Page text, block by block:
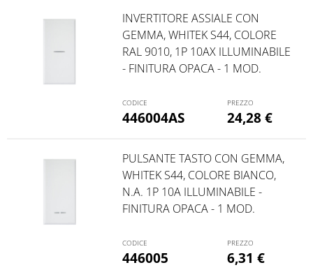
446004AS
INVERTITORE ASSIALE CON
GEMMA, WHITEK S44, COLORE
RAL 9010, 1P 10AX ILLUMINABILE
- FINITURA OPACA - 1 MOD.
24,28€
446005
PULSANTE TASTO CON GEMMA,
WHITEK S44, COLORE BIANCO,
N.A. 1P 10A ILLUMINABILE -
FINITURA OPACA - 1 MOD.
6,31 €